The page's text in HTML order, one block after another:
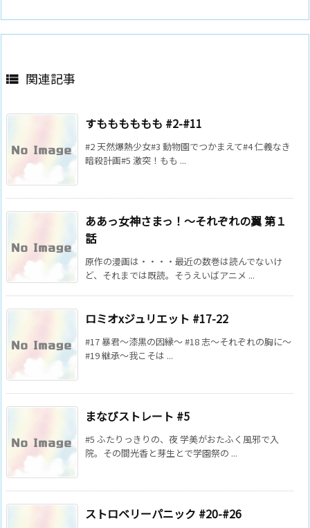
 関連記事
すもももももも #2-#11
#2 天然爆熱少女#3 動物園でつかまえて#4 仁義なき
暗殺計画#5 激突！もも ...
ああっ女神さまっ！～それぞれの翼 第１
話
原作の漫画は・・・・最近の数巻は読んでないけ
ど、それまでは既読。そうえいばアニメ ...
ロミオxジュリエット #17-22
#17 暴君～漆黒の因縁～ #18 志～それぞれの胸に～
#19 継承～我こそは ...
まなびストレート #5
#5 ふたりっきりの、夜 学美がおたふく風邪で入
院。その間光香と芽生とで学園祭の ...
ストロベリーパニック #20-#26